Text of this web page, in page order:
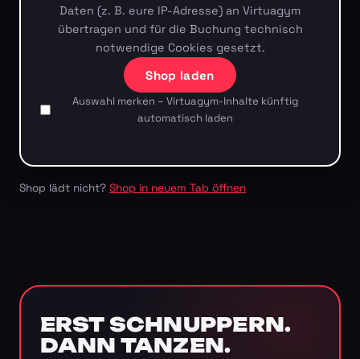
Daten (z. B. eure IP-Adresse) an Virtuagym
übertragen und für die Buchung technisch
notwendige Cookies gesetzt.
Shop laden
Auswahl merken – Virtuagym-Inhalte künftig
automatisch laden
Shop lädt nicht? Shop in neuem Tab öffnen
ERST SCHNUPPERN.
DANN TANZEN.